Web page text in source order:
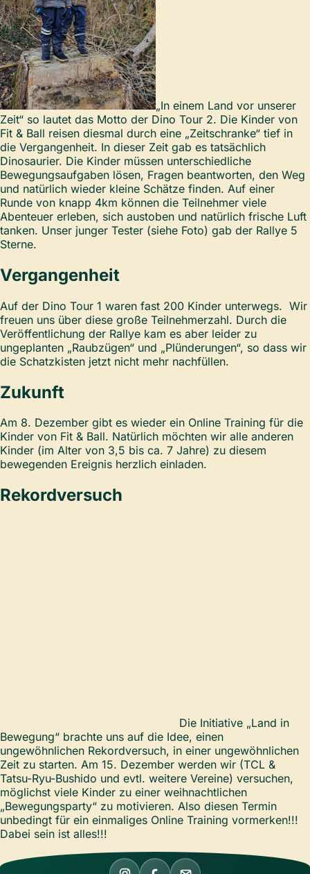
„In einem Land vor unserer
Zeit“ so lautet das Motto der Dino Tour 2. Die Kinder von
Fit & Ball reisen diesmal durch eine „Zeitschranke“ tief in
die Vergangenheit. In dieser Zeit gab es tatsächlich
Dinosaurier. Die Kinder müssen unterschiedliche
Bewegungsaufgaben lösen, Fragen beantworten, den Weg
und natürlich wieder kleine Schätze finden. Auf einer
Runde von knapp 4km können die Teilnehmer viele
Abenteuer erleben, sich austoben und natürlich frische Luft
tanken. Unser junger Tester (siehe Foto) gab der Rallye 5
Sterne.
Vergangenheit
Auf der Dino Tour 1 waren fast 200 Kinder unterwegs. Wir
freuen uns über diese große Teilnehmerzahl. Durch die
Veröffentlichung der Rallye kam es aber leider zu
ungeplanten „Raubzügen“ und „Plünderungen“, so dass wir
die Schatzkisten jetzt nicht mehr nachfüllen.
Zukunft
Am 8. Dezember gibt es wieder ein Online Training für die
Kinder von Fit & Ball. Natürlich möchten wir alle anderen
Kinder (im Alter von 3,5 bis ca. 7 Jahre) zu diesem
bewegenden Ereignis herzlich einladen.
Rekordversuch
Die Initiative „Land in
Bewegung“ brachte uns auf die Idee, einen
ungewöhnlichen Rekordversuch, in einer ungewöhnlichen
Zeit zu starten. Am 15. Dezember werden wir (TCL &
Tatsu-Ryu-Bushido und evtl. weitere Vereine) versuchen,
möglichst viele Kinder zu einer weihnachtlichen
„Bewegungsparty“ zu motivieren. Also diesen Termin
unbedingt für ein einmaliges Online Training vormerken!!!
Dabei sein ist alles!!!